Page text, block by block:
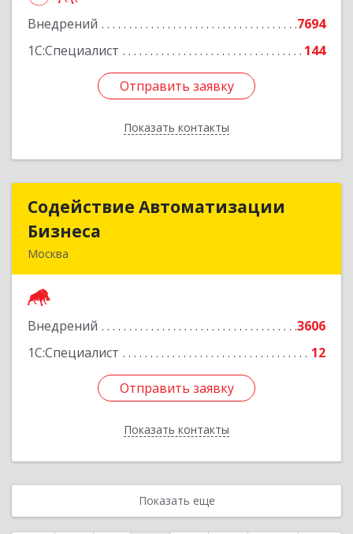
Внедрений
7694
1С:Специалист
144
Отправить заявку
Показать контакты
Отправить заявку
Назад
Содействие Автоматизации
Бизнеса
Москва
Внедрений
3606
1С:Специалист
12
Отправить заявку
Показать контакты
Содействие Автоматизации
Подробнее
Отправить заявку
Назад
Показать еще